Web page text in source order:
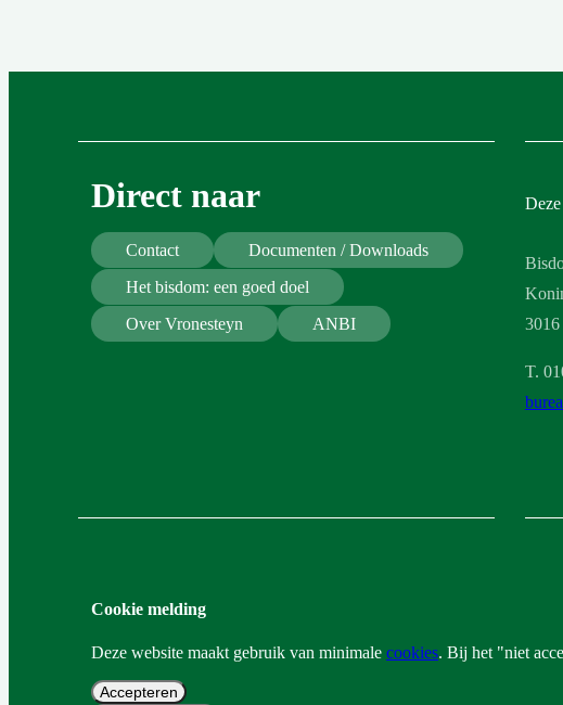
Direct naar
Contact
Documenten / Downloads
Het bisdom: een goed doel
Over Vronesteyn
ANBI
T.
Cookie melding
Deze website maakt gebruik van minimale cookies. Bij het "niet